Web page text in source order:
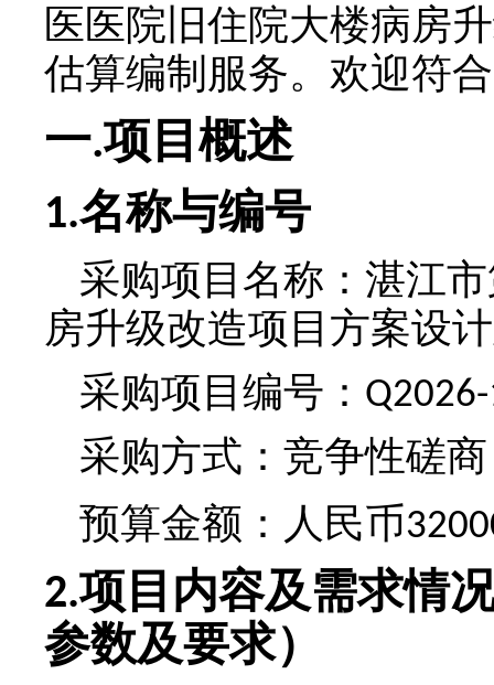
医医院旧住院大楼病房
估算编制服务。欢迎符
一.项目概述
1.名称与编号
采购项目名称： 湛江
房升级改造项目方案设
采购项目编号：
采购方式：竞争性磋商
预算金额： 人民币
2.项目内容及需求情
参数及要求）